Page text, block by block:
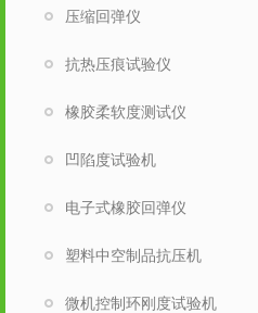
压缩回弹仪
抗热压痕试验仪
橡胶柔软度测试仪
凹陷度试验机
电子式橡胶回弹仪
塑料中空制品抗压机
微机控制环刚度试验机